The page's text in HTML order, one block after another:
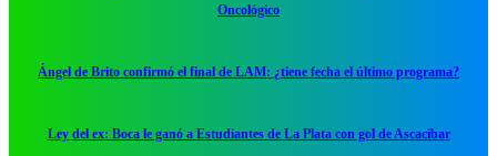
Oncológico
Ángel de Brito confirmó el final de LAM: ¿tiene fecha el último programa?
Ley del ex: Boca le ganó a Estudiantes de La Plata con gol de Ascacibar